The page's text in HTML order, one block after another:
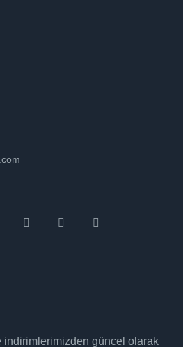
Amazon Pinterest
indirimlerimizden güncel olarak